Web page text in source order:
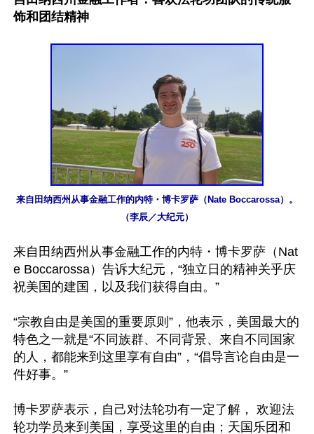
饰和团结精神
来自田纳西州从事金融工作的内特・博卡罗萨（Nate Boccarossa）。
（李辰／大纪元）
来自田纳西州从事金融工作的内特・博卡罗萨（Nat
e Boccarossa）告诉大纪元，“独立日的精神关乎庆
祝美国的建国，以及我们获得自由。”
“宗教自由是美国的重要原则”，他表示，美国最大的
特色之一就是“不同族群、不同背景、来自不同国家
的人，都能来到这里享有自由”，“倡导言论自由是一
件好事。”
博卡罗萨表示，自己对法轮功有一定了解， 欢迎法
轮功学员来到美国，享受这里的自由；天国乐团和